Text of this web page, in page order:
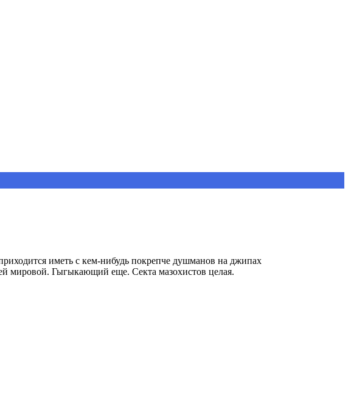
иметь с кем-нибудь покрепче душманов на джипах
мировой. Гыгыкающий еще. Секта мазохистов целая.